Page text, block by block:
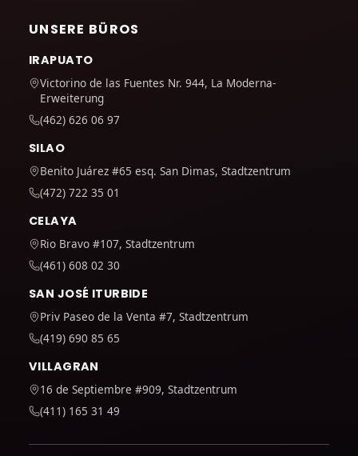
UNSERE BÜROS
IRAPUATO
Victorino de las Fuentes Nr. 944, La Moderna-
Erweiterung
(462) 626 06 97
SILAO
Benito Juárez #65 esq. San Dimas, Stadtzentrum
(472) 722 35 01
CELAYA
Rio Bravo #107, Stadtzentrum
(461) 608 02 30
SAN JOSÉ ITURBIDE
Priv Paseo de la Venta #7, Stadtzentrum
(419) 690 85 65
VILLAGRAN
16 de Septiembre #909, Stadtzentrum
(411) 165 31 49